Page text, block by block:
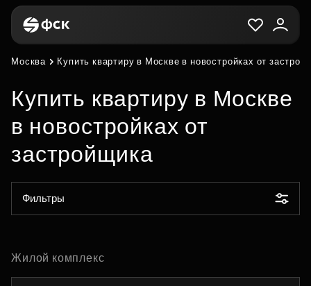
Москва Купить квартиру в Москве в новостройках от
Купить квартиру в Москве
в новостройках от
застройщика
Фильтры
Жилой комплекс